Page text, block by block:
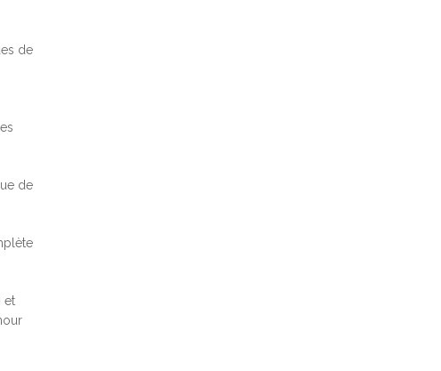
de
de
et